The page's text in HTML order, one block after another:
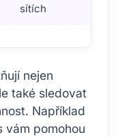
sítích
nejen
také sledovat
Například
vám pomohou